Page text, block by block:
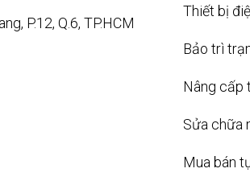
P.12, Q.6, TP.HCM
Thiết bị
Bảo trì
Nâng cấp
Sửa chữa
Mua bán